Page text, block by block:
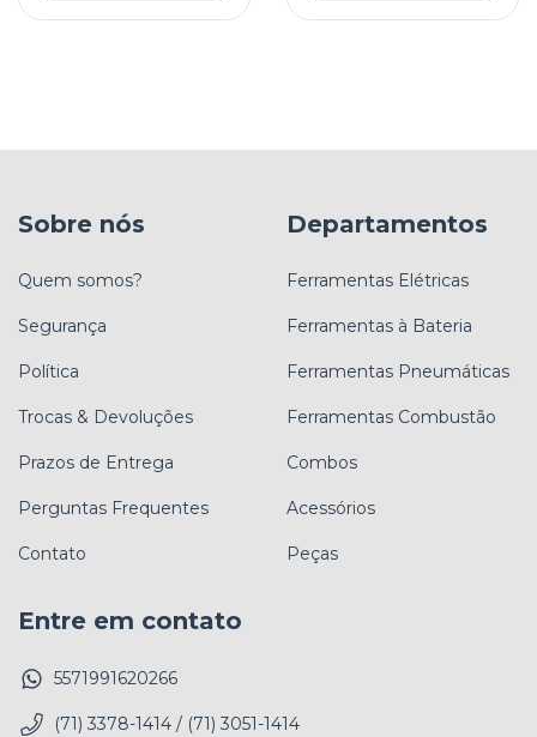
Sobre nós
Quem somos?
Segurança
Política
Trocas & Devoluções
Prazos de Entrega
Perguntas Frequentes
Contato
Departamentos
Ferramentas Elétricas
Ferramentas à Bateria
Ferramentas Pneumáticas
Ferramentas Combustão
Combos
Acessórios
Peças
Entre em contato
5571991620266
(71) 3378-1414 / (71) 3051-1414